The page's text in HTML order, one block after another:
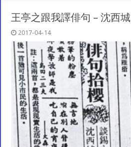
王亭之跟我譯俳句 – 沈西城
2017-04-14